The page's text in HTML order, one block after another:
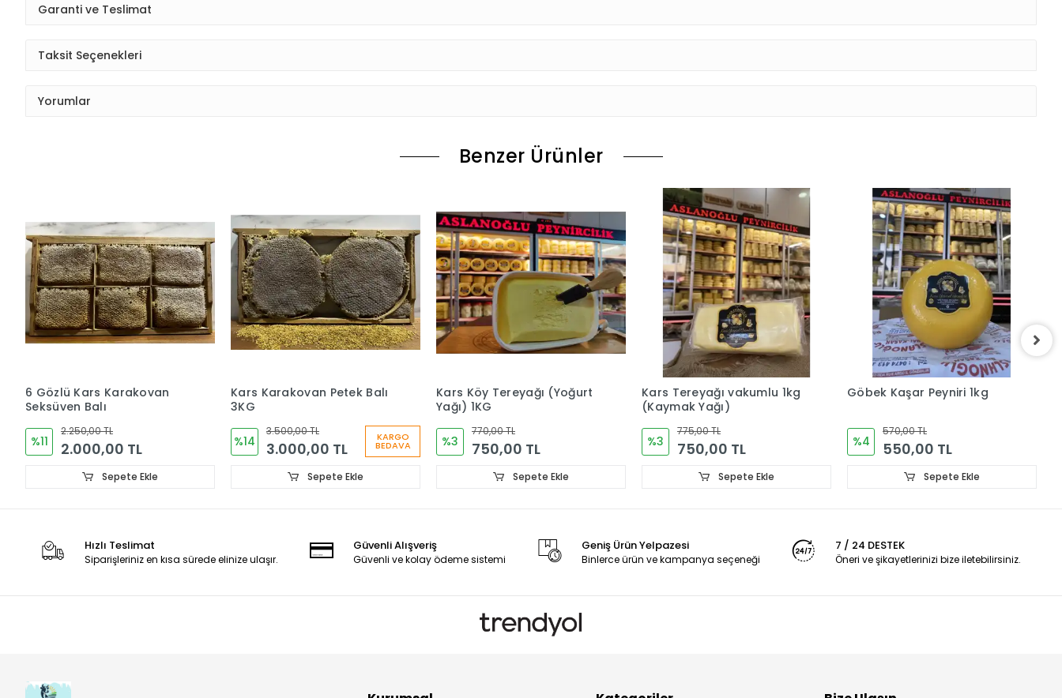
Garanti ve Teslimat
Taksit Seçenekleri
Yorumlar
Benzer Ürünler
6 Gözlü Kars Karakovan
Seksüven Balı
%11
2.250,00 TL
2.000,00 TL
Sepete Ekle
Kars Karakovan Petek Balı
3KG
%14
3.500,00 TL
3.000,00 TL
KARGO
BEDAVA
Sepete Ekle
Kars Köy Tereyağı (Yoğurt
Yağı) 1KG
%3
770,00 TL
750,00 TL
Sepete Ekle
Kars Tereyağı vakumlu 1kg
(Kaymak Yağı)
%3
775,00 TL
750,00 TL
Sepete Ekle
Göbek Kaşar Peyniri 1kg
%4
570,00 TL
550,00 TL
Sepete Ekle
Hızlı Teslimat
Siparişleriniz en kısa sürede elinize ulaşır.
Güvenli Alışveriş
Güvenli ve kolay ödeme sistemi
Geniş Ürün Yelpazesi
Binlerce ürün ve kampanya seçeneği
7 / 24 DESTEK
Öneri ve şikayetlerinizi bize iletebilirsiniz.